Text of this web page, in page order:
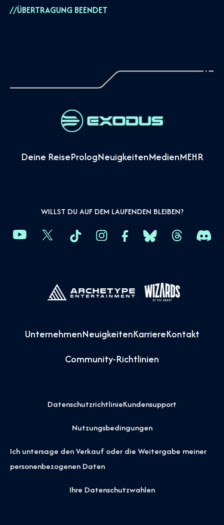
//ÜBERTRAGUNG BEENDET
Deine ReisePrologNeuigkeitenMedienMEHR
WILLST DU AUF DEM LAUFENDEN BLEIBEN?
UnternehmenNeuigkeitenKarriereKontakt
Community-Richtlinien
DatenschutzrichtlinieKundensupport
Nutzungsbedingungen
Ich untersage den Verkauf oder die Weitergabe meiner
personenbezogenen Daten
Ihre Datenschutzwahlen